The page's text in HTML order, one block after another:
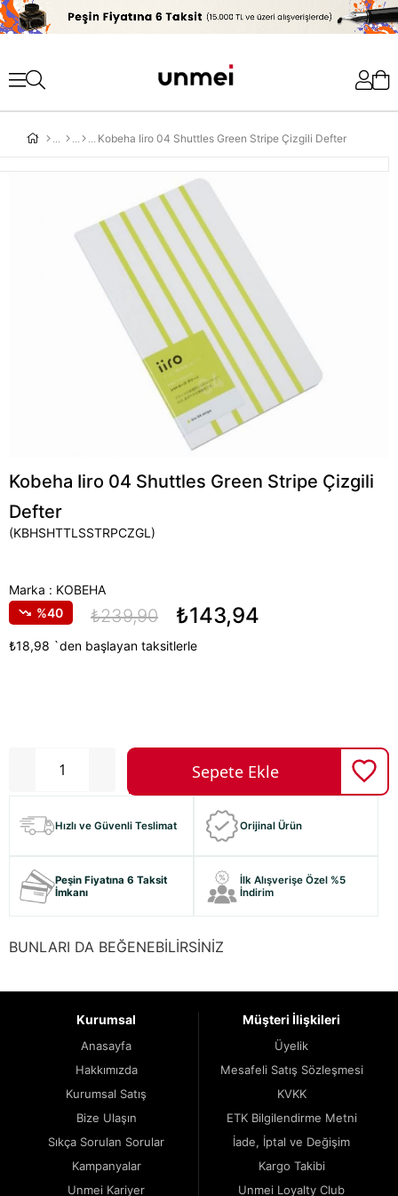
'
Kobeha Iiro 04 Shuttles Green Stripe Çizgili Defter
Kobeha Iiro 04 Shuttles Green Stripe Çizgili
Defter
(KBHSHTTLSSTRPCZGL)
Marka : KOBEHA
40
₺239,90 ₺143,94
₺18,98 `den başlayan taksitlerle
Hızlı ve Güvenli Teslimat Orijinal Ürün
Peşin Fiyatına 6 Taksit
İmkanı
İlk Alışverişe Özel %5
İndirim
BUNLARI DA BEĞENEBİLİRSİNİZ
Kurumsal
Anasayfa
Hakkımızda
Kurumsal Satış
Bize Ulaşın
Sıkça Sorulan Sorular
Kampanyalar
Unmei Kariyer
Müşteri İlişkileri
Üyelik
Mesafeli Satış Sözleşmesi
KVKK
ETK Bilgilendirme Metni
İade, İptal ve Değişim
Kargo Takibi
Unmei Loyalty Club